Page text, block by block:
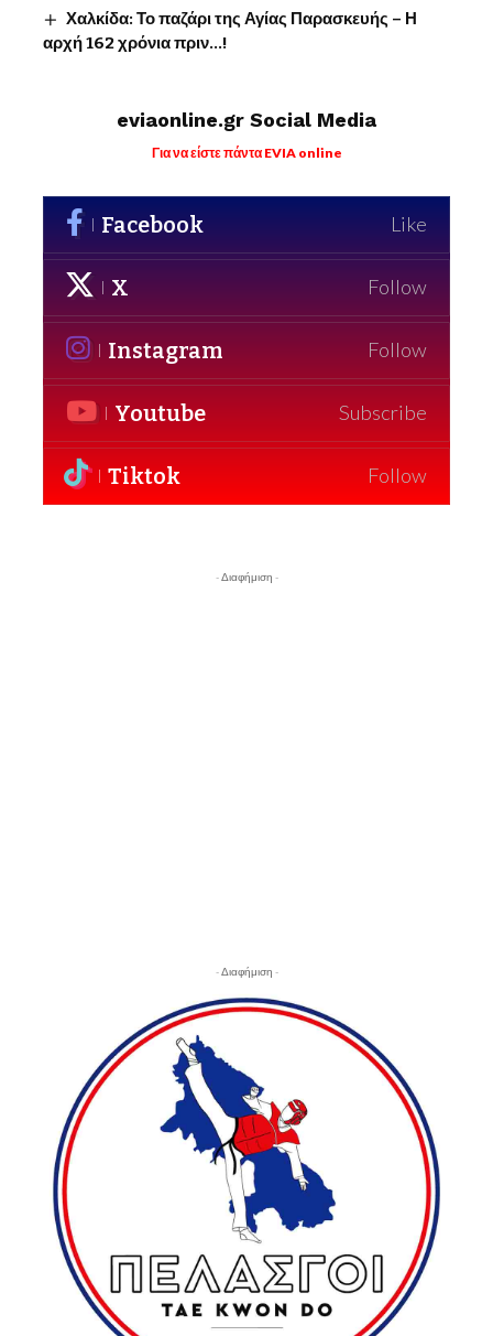
Χαλκίδα: Το παζάρι της Αγίας Παρασκευής – Η
αρχή 162 χρόνια πριν…!
eviaonline.gr Social Media
Για να είστε πάντα EVIA online
Facebook Like
X Follow
Instagram Follow
Youtube Subscribe
Tiktok Follow
- Διαφήμιση -
- Διαφήμιση -